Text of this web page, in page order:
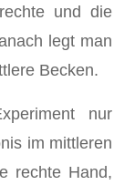
und die
legt man
Becken.
nur
im mittleren
rechte Hand,